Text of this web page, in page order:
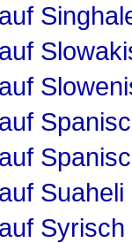
Suaheli
Syrisch